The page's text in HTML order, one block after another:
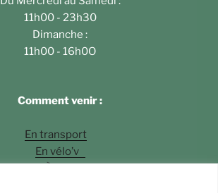
11h00 - 23h30
Dimanche :
11h00 - 16h0O
Comment venir :
En transport
En vélo’v